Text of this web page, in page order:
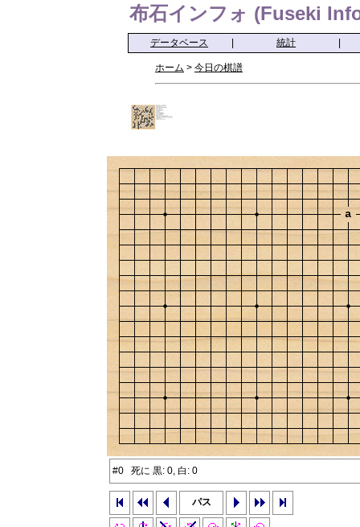
布石インフォ (Fuseki
データベース 統計
ホーム > 今日の棋譜
a
#0 死に 黒: 0, 白: 0
パス